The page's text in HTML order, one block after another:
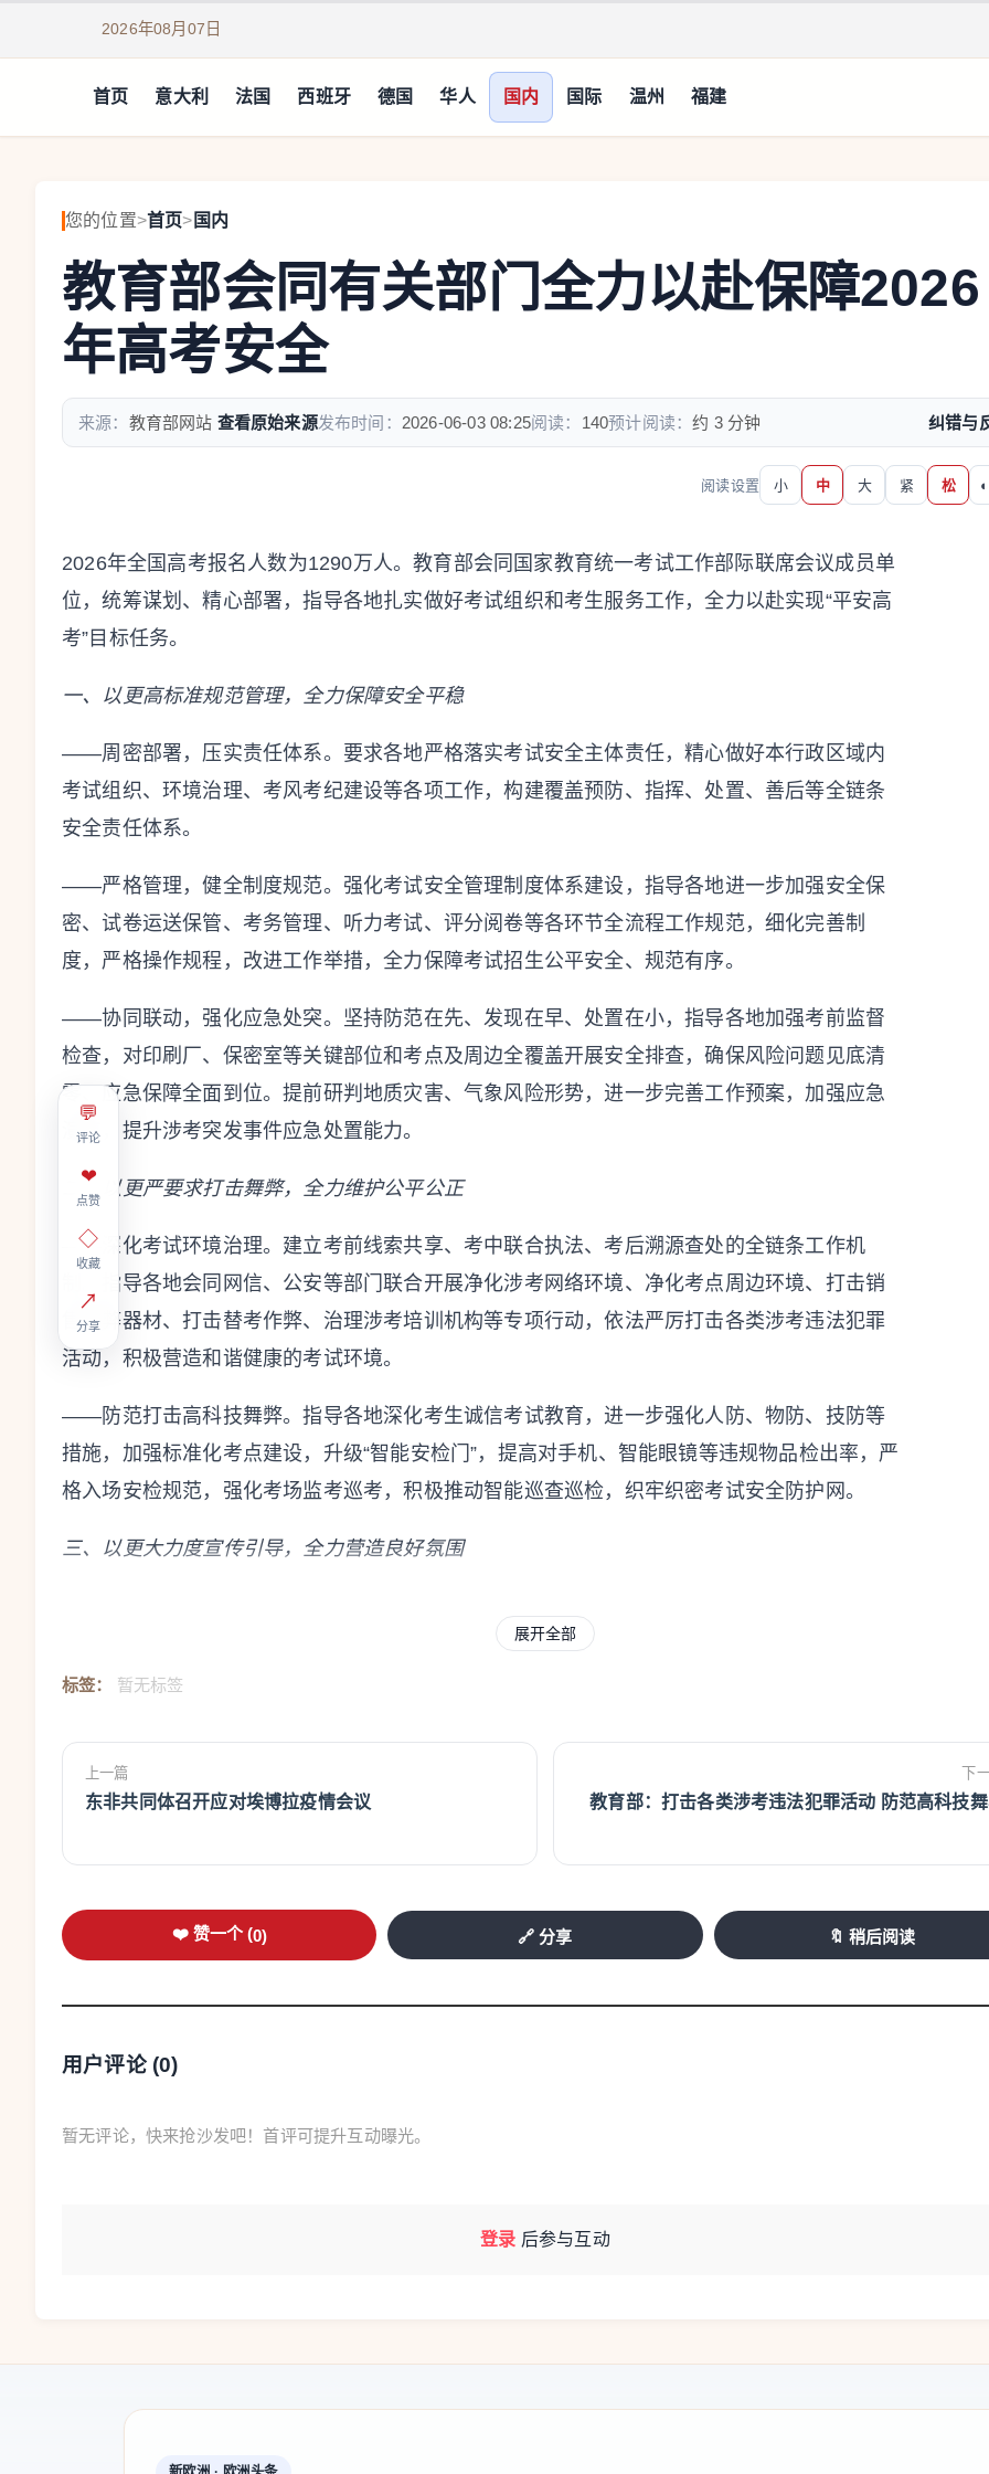
2026年08月07日
首页 意大利 法国 西班牙 德国 华人 国内 国际 温州 福建
您的位置>首页> 国内
教育部会同有关部门全力以赴保障2026
年高考安全
来源： 教育部网站 查看原始来源发布时间： 2026-06-03 08:25阅读： 140预计阅读：约 3 分钟 纠错与
阅读设置 小 中 大 紧 松 ◐
💬
评论
❤
点赞
◇
收藏
↗
分享
2026年全国高考报名人数为1290万人。教育部会同国家教育统一考试工作部际联席会议成员单
位，统筹谋划、精心部署，指导各地扎实做好考试组织和考生服务工作，全力以赴实现“平安高
考”目标任务。
一、以更高标准规范管理，全力保障安全平稳
——周密部署，压实责任体系。要求各地严格落实考试安全主体责任，精心做好本行政区域内
考试组织、环境治理、考风考纪建设等各项工作，构建覆盖预防、指挥、处置、善后等全链条
安全责任体系。
——严格管理，健全制度规范。强化考试安全管理制度体系建设，指导各地进一步加强安全保
密、试卷运送保管、考务管理、听力考试、评分阅卷等各环节全流程工作规范，细化完善制
度，严格操作规程，改进工作举措，全力保障考试招生公平安全、规范有序。
——协同联动，强化应急处突。坚持防范在先、发现在早、处置在小，指导各地加强考前监督
检查，对印刷厂、保密室等关键部位和考点及周边全覆盖开展安全排查，确保风险问题见底清
零、应急保障全面到位。提前研判地质灾害、气象风险形势，进一步完善工作预案，加强应急
演练，提升涉考突发事件应急处置能力。
二、以更严要求打击舞弊，全力维护公平公正
——深化考试环境治理。建立考前线索共享、考中联合执法、考后溯源查处的全链条工作机
制。指导各地会同网信、公安等部门联合开展净化涉考网络环境、净化考点周边环境、打击销
售作弊器材、打击替考作弊、治理涉考培训机构等专项行动，依法严厉打击各类涉考违法犯罪
活动，积极营造和谐健康的考试环境。
——防范打击高科技舞弊。指导各地深化考生诚信考试教育，进一步强化人防、物防、技防等
措施，加强标准化考点建设，升级“智能安检门”，提高对手机、智能眼镜等违规物品检出率，严
格入场安检规范，强化考场监考巡考，积极推动智能巡查巡检，织牢织密考试安全防护网。
三、以更大力度宣传引导，全力营造良好氛围
和传播载体，积极运用电视、官网、官微、直播等方式，广泛开展形式多样的信息发布、政策
解读、温馨提示、答疑解惑等服务工作，积极营造良好考试舆论氛围。
——严肃招生宣传纪律。指导各地各校严格落实高校招生宣传工作纪律要求，严禁虚假宣传、
违规承诺，严禁以任何形式炒作“高考状元”“高分考生”“升学率”。推动高校录取通知书回归“一页
纸”，坚决纠治奢华录取通知书、新生礼盒等不良风气。
——治理违规招生行为。要求各地认真履行属地监管责任，指导高校持续优化专业（组）设
置，进一步加强和改进特殊类型考试招生工作。指导各地会同有关部门加大涉考涉招培训机构
治理，坚决打击虚假宣传、高价收费、组织诈骗或作弊、扰乱考试招生秩序等违法违规行为，
盲文试卷，为1.4万余名残障考生参加考试提供合理便利。扎实开展“高考护航”行动，精心做好
展开全部
标签： 暂无标签
上一篇
东非共同体召开应对埃博拉疫情会议
下
教育部：打击各类涉考违法犯罪活动 防范高科技
❤️ 赞一个 (0) 🔗 分享 🔖 稍后阅读
用户评论 (0)
暂无评论，快来抢沙发吧！首评可提升互动曝光。
登录 后参与互动